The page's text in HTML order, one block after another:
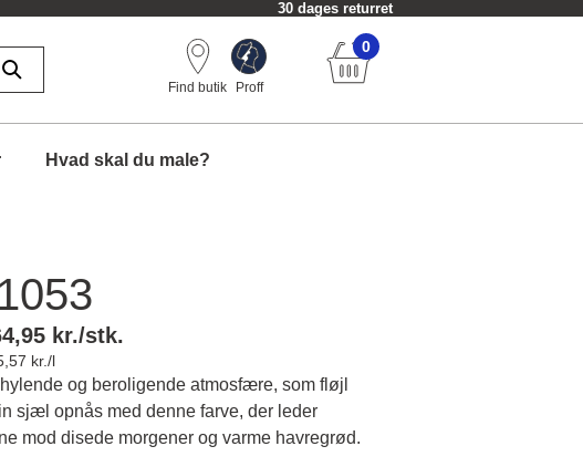
30 dages returret
Find butik Proff
0
Hvad skal du male?
kr./stk.
kr./l
og beroligende atmosfære, som fløjl
sjæl opnås med denne farve, der leder
mod disede morgener og varme havregrød.